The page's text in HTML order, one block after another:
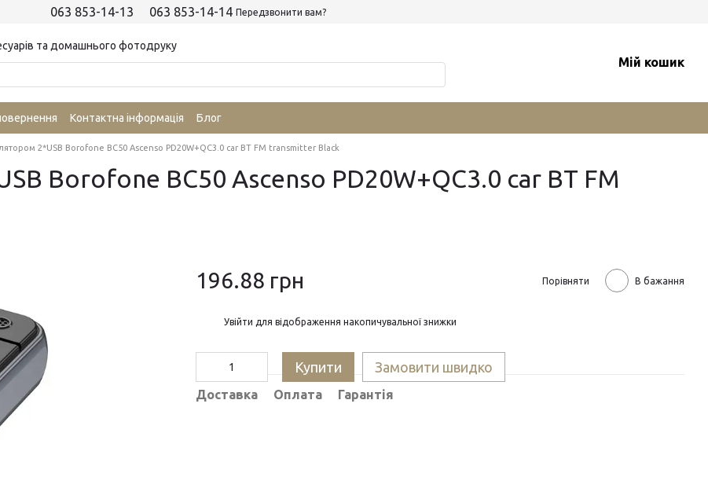
063 853-14-13 063 853-14-14 Передзвонити вам?
та домашнього фотодруку
Мій кошик
Контактна інформація Блог
2*USB Borofone BC50 Ascenso PD20W+QC3.0 car BT FM transmitter Black
Borofone BC50 Ascenso PD20W+QC3.0 car BT FM
196.88 грн Порівняти В бажання
Увійти для відображення накопичувальної знижки
Купити Замовити швидко
Доставка Оплата Гарантія